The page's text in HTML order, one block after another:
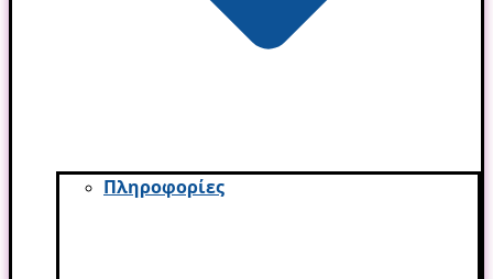
Πληροφορίες